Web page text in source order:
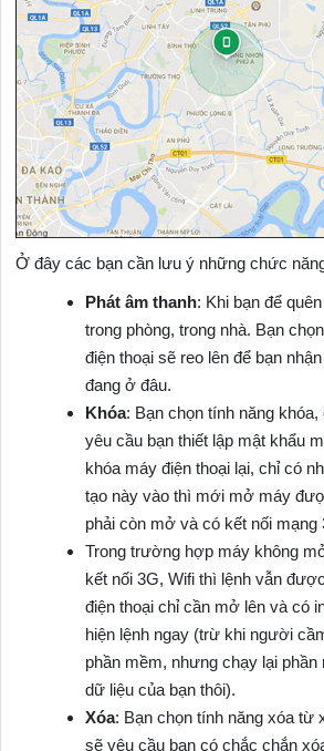
Ở đây các bạn cần lưu ý những chức
Phát âm thanh: Khi bạn để
trong phòng, trong nhà. Bạn
điện thoại sẽ reo lên để bạn
đang ở đâu.
Khóa: Bạn chọn tính năng
yêu cầu bạn thiết lập mật khẩu
khóa máy điện thoại lại, chỉ có
tạo này vào thì mới mở máy
phải còn mở và có kết nối mạng
Trong trường hợp máy không
kết nối 3G, Wifi thì lệnh vẫn
điện thoại chỉ cần mở lên và có
hiện lệnh ngay (trừ khi người
phần mềm, nhưng chạy lại
dữ liệu của bạn thôi).
Xóa: Bạn chọn tính năng xóa từ
sẽ yêu cầu bạn có chắc chắn